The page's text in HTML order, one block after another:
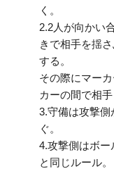
く。
2.2人が向かい
きで相手を揺
する。
その際にマー
カーの間で相
3.守備は攻撃側
ぐ。
4.攻撃側はボー
と同じルール。